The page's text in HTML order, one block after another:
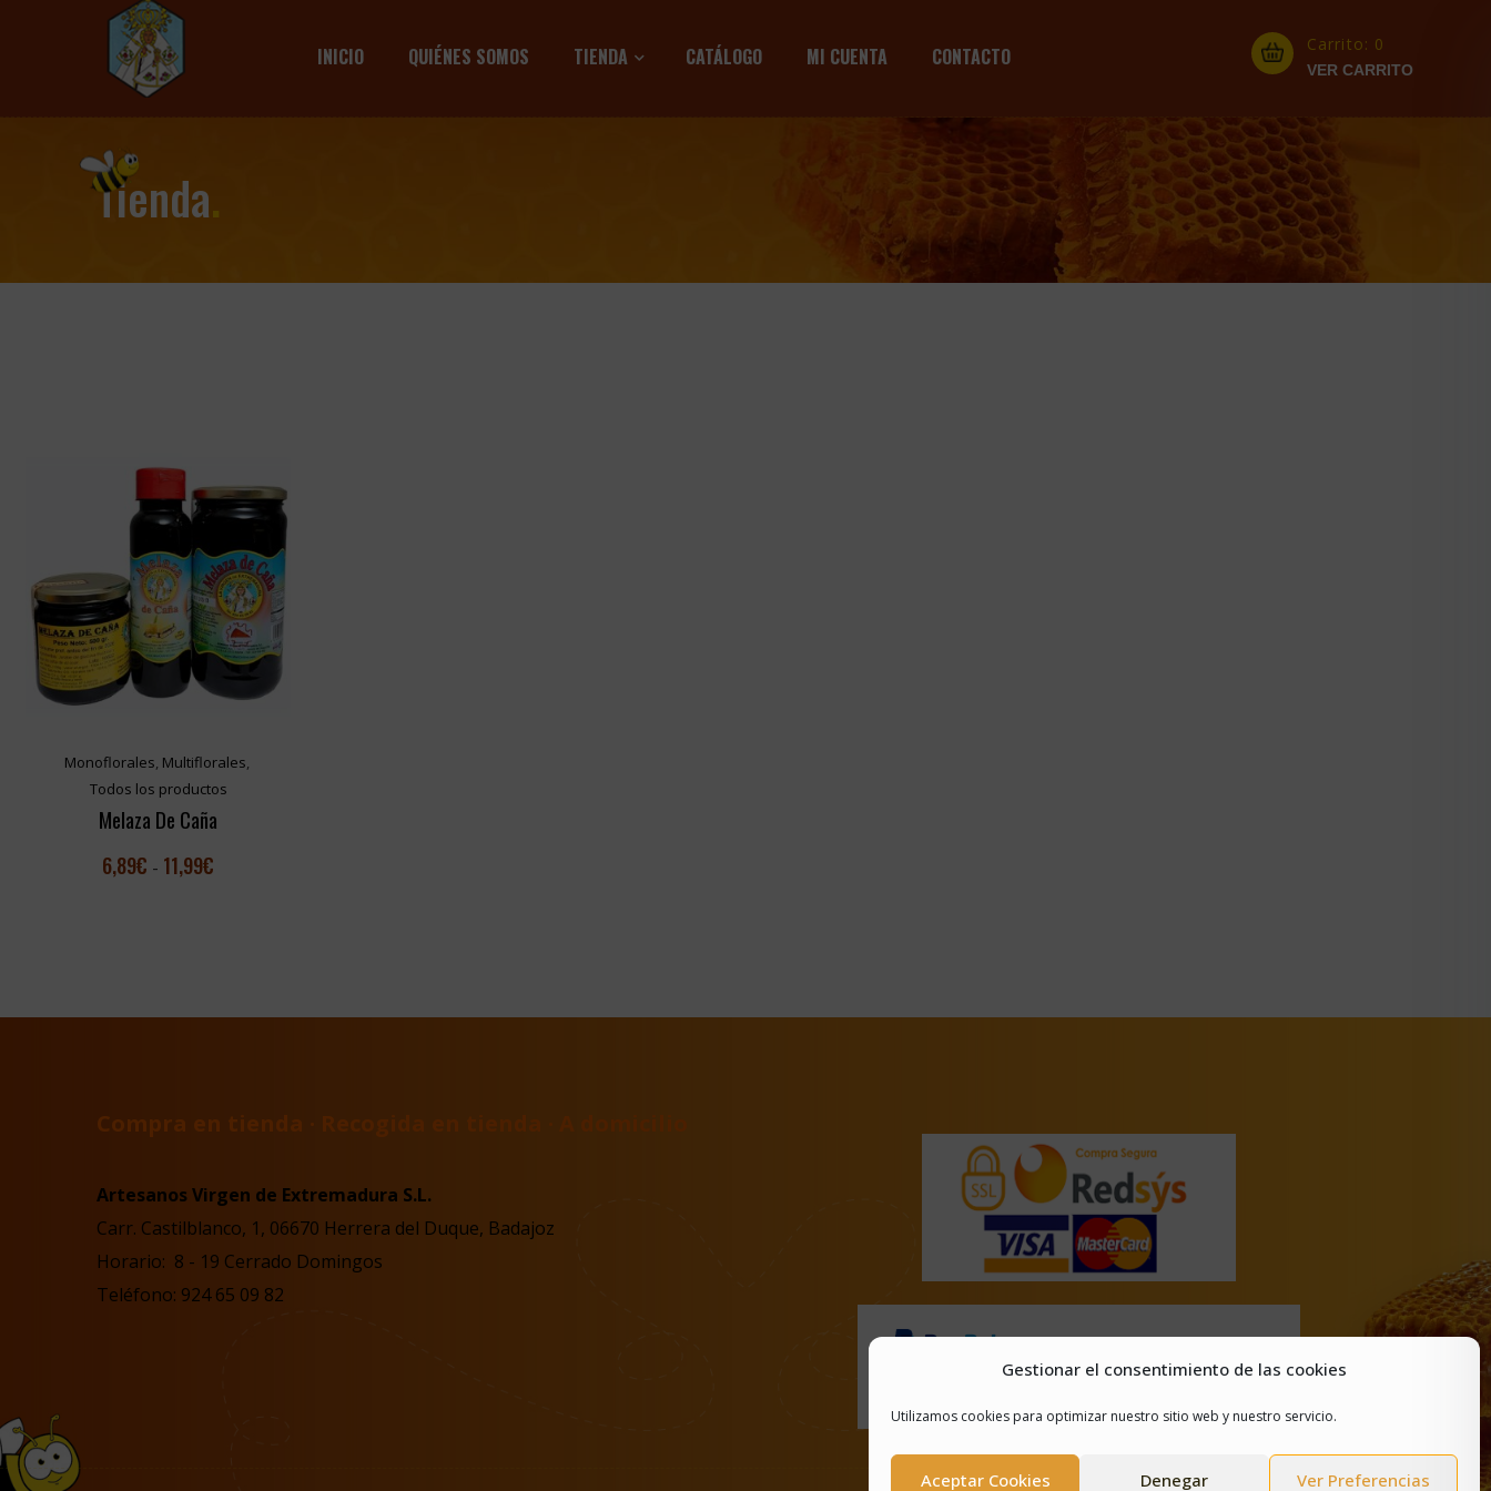
Gestionar el consentimiento de las cookies
Utilizamos cookies para optimizar nuestro sitio web y nuestro servicio.
Aceptar Cookies Denegar Ver Preferencias
INICIO QUIÉNES SOMOS TIENDA CATÁLOGO MI CUENTA CONTACTO Carrito: 0
Tienda.
Monoflorales, Multiflorales,
Todos los productos
Melaza De Caña
6,89€ - 11,99€
Compra en tienda · Recogida en tienda · A domicilio
Artesanos Virgen de Extremadura S.L.
Carr. Castilblanco, 1, 06670 Herrera del Duque, Badajoz
Horario: 8 - 19 Cerrado Domingos
Teléfono: 924 65 09 82